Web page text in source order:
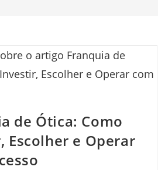
de Ótica: Como
Escolher e Operar